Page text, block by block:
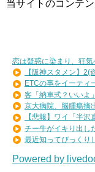
当サイトのコンテ
恋は疑惑に染まり、狂気
【阪神スタメン】
ETCの事をイーティ
客「納車式？いいよ」
京大病院、脳腫瘍摘
【悲報】ワイ「半
チー牛がイキり出し
最近知ってびっくり
Powered by